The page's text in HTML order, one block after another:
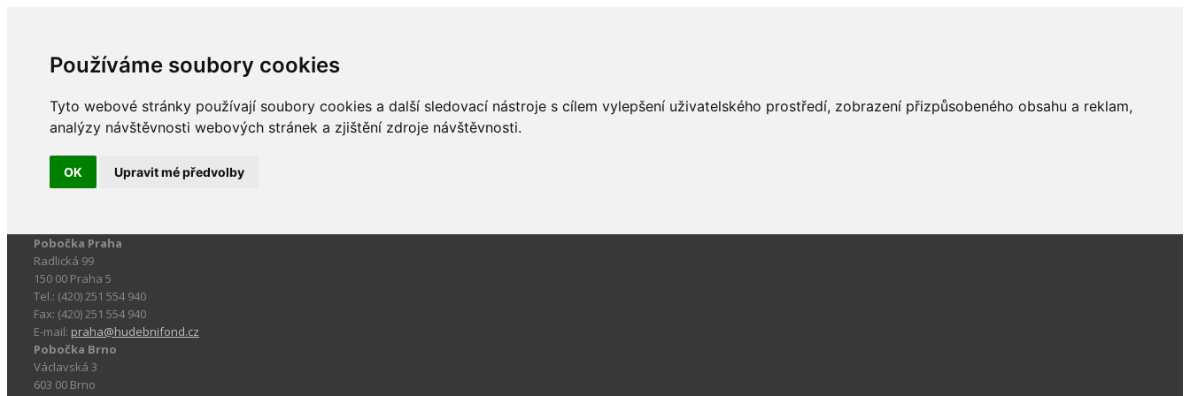
Používáme soubory cookies
Tyto webové stránky používají soubory cookies a další sledovací nástroje s cílem vylepšení uživatelského prostředí, zobrazení přizpůsobeného obsahu a reklam,
analýzy návštěvnosti webových stránek a zjištění zdroje návštěvnosti.
OK Upravit mé předvolby
Pobočka Praha
Radlická 99
150 00 Praha 5
Tel.: (420) 251 554 940
Fax: (420) 251 554 940
E-mail: praha@hudebnifond.cz
Pobočka Brno
Václavská 3
603 00 Brno